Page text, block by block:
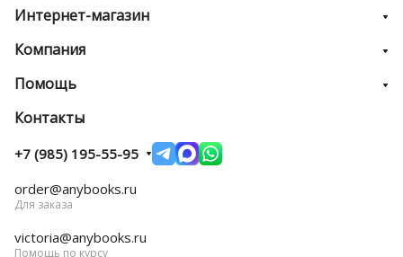
Интернет-магазин
Компания
Помощь
Контакты
+7 (985) 195-55-95
order@anybooks.ru
Для заказа
victoria@anybooks.ru
Помощь по курсу